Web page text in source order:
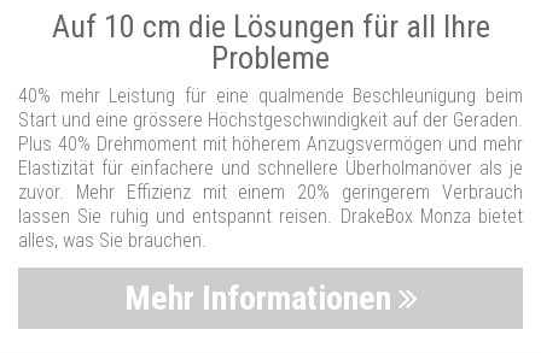
Auf 10 cm die Lösungen für all Ihre
Probleme
40% mehr Leistung für eine qualmende Beschleunigung beim
Start und eine grössere Höchstgeschwindigkeit auf der Geraden.
Plus 40% Drehmoment mit höherem Anzugsvermögen und mehr
Elastizität für einfachere und schnellere Überholmanöver als je
zuvor. Mehr Effizienz mit einem 20% geringerem Verbrauch
lassen Sie ruhig und entspannt reisen. DrakeBox Monza bietet
alles, was Sie brauchen.
Mehr Informationen